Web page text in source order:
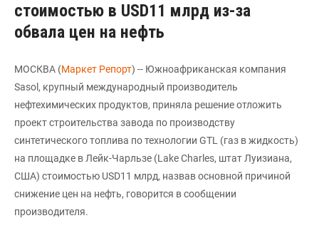
стоимостью в USD11 млрд из-за
обвала цен на нефть
МОСКВА (Маркет Репорт) -- Южноафриканская компания
Sasol, крупный международный производитель
нефтехимических продуктов, приняла решение отложить
проект строительства завода по производству
синтетического топлива по технологии GTL (газ в жидкость)
на площадке в Лейк-Чарльзе (Lake Charles, штат Луизиана,
США) стоимостью USD11 млрд, назвав основной причиной
снижение цен на нефть, говорится в сообщении
производителя.